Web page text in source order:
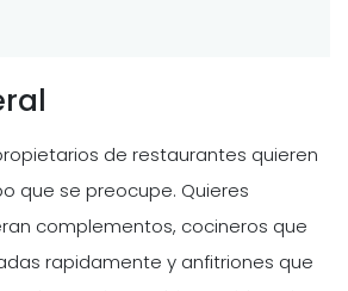
de restaurantes quieren
que se preocupe. Quieres
complementos, cocineros que
rapidamente y anfitriones que